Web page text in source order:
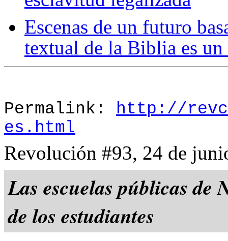
Escenas de un futuro
textual de la Biblia es
Permalink: http://
es.html
Revolución #93, 24 de
Las escuelas públicas
de los estudiantes